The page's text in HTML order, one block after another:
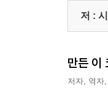
저 :
만든 이
저자, 역자